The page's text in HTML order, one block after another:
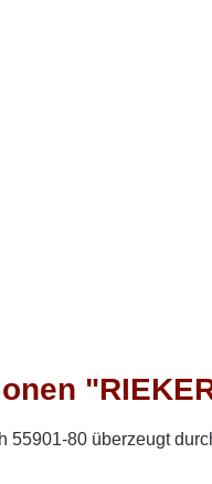
55901-80 überzeugt